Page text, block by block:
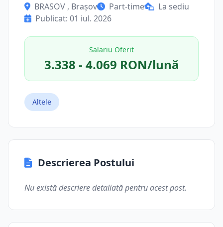
BRASOV , Brașov Part-time
La sediu
Publicat: 01 iul. 2026
Salariu Oferit
3.338 - 4.069 RON/lună
Altele
Descrierea Postului
Nu există descriere detaliată pentru acest post.